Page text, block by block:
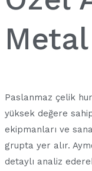
Paslanmaz çelik
yüksek değere
ekipmanları ve
grupta yer alır.
detaylı analiz